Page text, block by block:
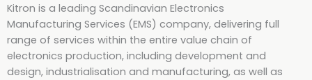
Kitron is a leading Scandinavian Electronics
Manufacturing Services (EMS) company, delivering full
range of services within the entire value chain of
electronics production, including development and
design, industrialisation and manufacturing, as well as